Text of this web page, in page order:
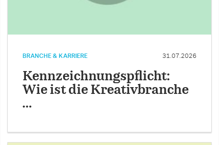
BRANCHE & KARRIERE 31.07.2026
Kennzeichnungspflicht:
Wie ist die Kreativbranche
…